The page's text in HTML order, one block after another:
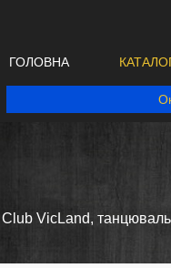
ГОЛОВНА
VicLand,